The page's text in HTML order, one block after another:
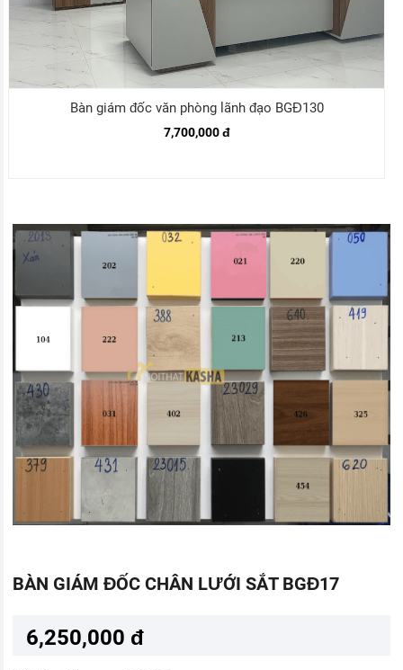
Bàn giám đốc văn phòng lãnh đạo BGĐ130
7,700,000 đ
BÀN GIÁM ĐỐC CHÂN LƯỚI SẮT BGĐ17
6,250,000 đ